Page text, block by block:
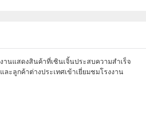
งานแสดงสินค้าที่เซินเจิ้นประสบความสำเร็จ
และลูกค้าต่างประเทศเข้าเยี่ยมชมโรงงาน